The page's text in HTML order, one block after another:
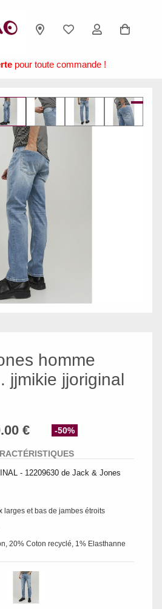
pour toute commande !
homme
jjmikie jjoriginal
-50%
- 12209630 de Jack & Jones
larges et bas de jambes étroits
20% Coton recyclé, 1% Elasthanne